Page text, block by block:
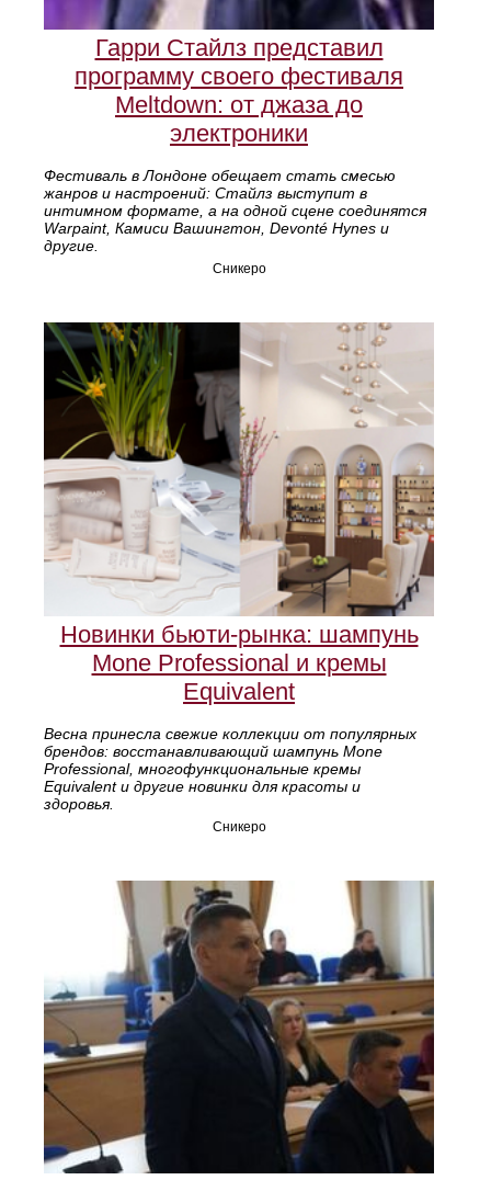
Гарри Стайлз представил
программу своего фестиваля
Meltdown: от джаза до
электроники
Фестиваль в Лондоне обещает стать смесью
жанров и настроений: Стайлз выступит в
интимном формате, а на одной сцене соединятся
Warpaint, Камиси Вашингтон, Devonté Hynes и
другие.
Сникеро
Новинки бьюти-рынка: шампунь
Mone Professional и кремы
Equivalent
Весна принесла свежие коллекции от популярных
брендов: восстанавливающий шампунь Mone
Professional, многофункциональные кремы
Equivalent и другие новинки для красоты и
здоровья.
Сникеро